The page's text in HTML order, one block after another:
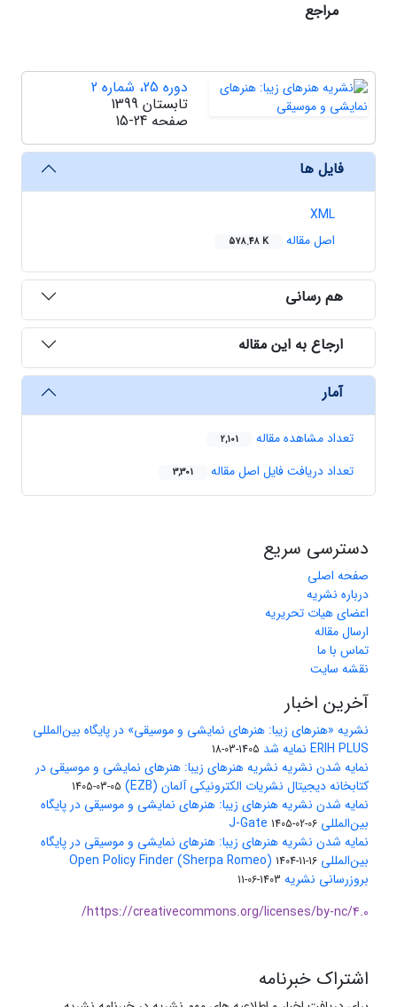
مراجع
دوره 25، شماره 2
تابستان 1399
صفحه 15-24
فایل ها
XML
اصل مقاله
578.48 K
هم رسانی
ارجاع به این مقاله
آمار
تعداد مشاهده مقاله 2,101
تعداد دریافت فایل اصل مقاله 3,301
دسترسی سریع
صفحه اصلی
درباره نشریه
اعضای هیات تحریریه
ارسال مقاله
تماس با ما
نقشه سایت
آخرین اخبار
نشریه «هنرهای زیبا: هنرهای نمایشی و موسیقی» در پایگاه بین‌المللی
ERIH PLUS نمایه شد
1405-03-18
نمایه شدن نشریه نشریه هنرهای زیبا: هنرهای نمایشی و موسیقی در
کتابخانه دیجیتال نشریات الکترونیکی آلمان (EZB)
1405-03-05
نمایه شدن نشریه هنرهای زیبا: هنرهای نمایشی و موسیقی در پایگاه
بین‌المللی J-Gate 1405-02-06
نمایه شدن نشریه هنرهای زیبا: هنرهای نمایشی و موسیقی در پایگاه
بین‌المللی Open Policy Finder (Sherpa Romeo) 1404-11-16
بروزرسانی نشریه 1403-06-11
https://creativecommons.org/licenses/by-nc/4.0/
اشتراک خبرنامه